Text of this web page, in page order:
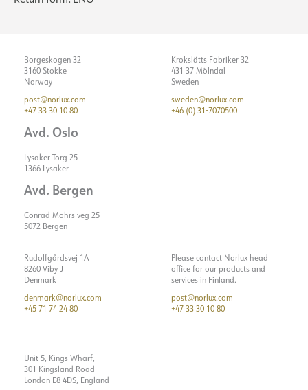
Borgeskogen 32
3160 Stokke
Norway
post@norlux.com
+47 33 30 10 80
Avd. Oslo
Lysaker Torg 25
1366 Lysaker
Avd. Bergen
Conrad Mohrs veg 25
5072 Bergen
Krokslätts Fabriker 32
431 37 Mölndal
Sweden
sweden@norlux.com
+46 (0) 31-7070500
Rudolfgårdsvej 1A
8260 Viby J
Denmark
denmark@norlux.com
+45 71 74 24 80
Please contact Norlux head
office for our products and
services in Finland.
post@norlux.com
+47 33 30 10 80
Unit 5, Kings Wharf,
301 Kingsland Road
London E8 4DS, England